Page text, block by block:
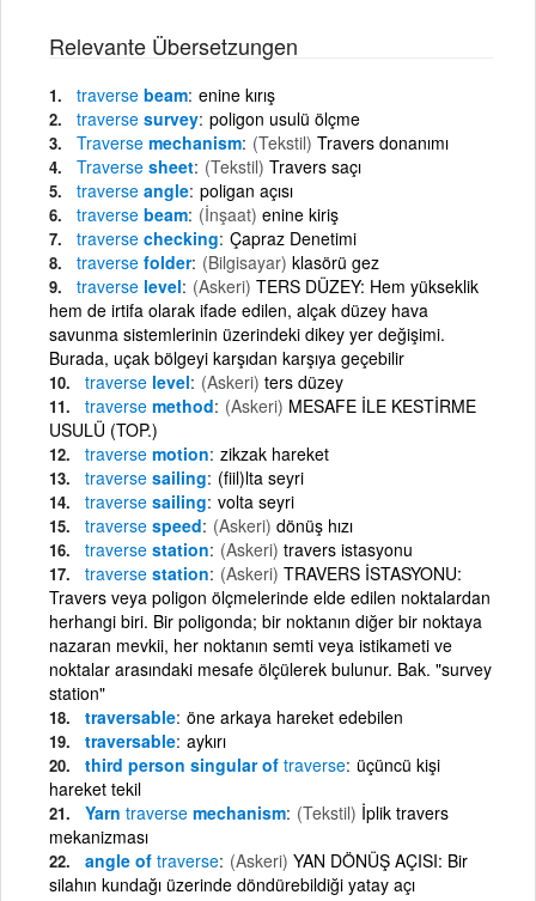
Relevante Übersetzungen
traverse beam enine kırış
traverse survey poligon usulü ölçme
Traverse mechanism (Tekstil) Travers donanımı
Traverse sheet (Tekstil) Travers saçı
traverse angle poligan açısı
traverse beam (İnşaat) enine kiriş
traverse checking Çapraz Denetimi
traverse folder (Bilgisayar) klasörü gez
traverse level (Askeri) TERS DÜZEY: Hem yükseklik
hem de irtifa olarak ifade edilen, alçak düzey hava
savunma sistemlerinin üzerindeki dikey yer değişimi.
Burada, uçak bölgeyi karşıdan karşıya geçebilir
traverse level (Askeri) ters düzey
traverse method (Askeri) MESAFE İLE KESTİRME
USULÜ (TOP.)
traverse motion zikzak hareket
traverse sailing (fiil)lta seyri
traverse sailing volta seyri
traverse speed (Askeri) dönüş hızı
traverse station (Askeri) travers istasyonu
traverse station (Askeri) TRAVERS İSTASYONU:
Travers veya poligon ölçmelerinde elde edilen noktalardan
herhangi biri. Bir poligonda; bir noktanın diğer bir noktaya
nazaran mevkii, her noktanın semti veya istikameti ve
noktalar arasındaki mesafe ölçülerek bulunur. Bak. "survey
station"
traversable öne arkaya hareket edebilen
traversable aykırı
third person singular of traverse üçüncü kişi
hareket tekil
Yarn traverse mechanism (Tekstil) İplik travers
mekanizması
angle of traverse (Askeri) YAN DÖNÜŞ AÇISI: Bir
silahın kundağı üzerinde döndürebildiği yatay açı